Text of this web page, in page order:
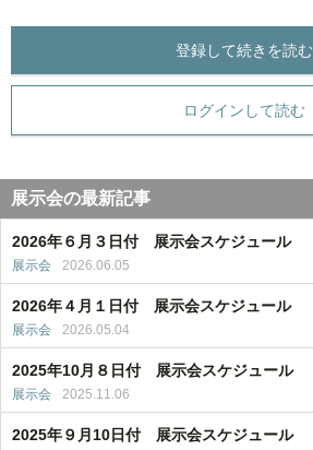
登録して続きを読む
ログインして読む
展示会の最新記事
2026年６月３日付 展示会スケジュール
展示会 2026.06.05
2026年４月１日付 展示会スケジュール
展示会 2026.05.04
2025年10月８日付 展示会スケジュール
展示会 2025.11.06
2025年９月10日付 展示会スケジュール